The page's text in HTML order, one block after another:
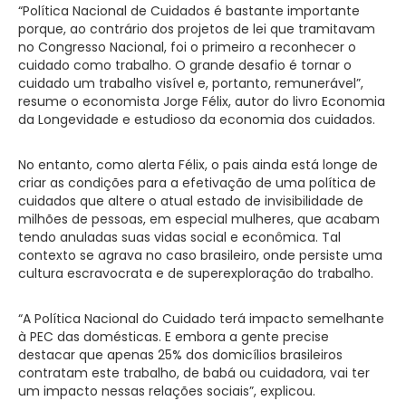
“Política Nacional de Cuidados é bastante importante
porque, ao contrário dos projetos de lei que tramitavam
no Congresso Nacional, foi o primeiro a reconhecer o
cuidado como trabalho. O grande desafio é tornar o
cuidado um trabalho visível e, portanto, remunerável”,
resume o economista Jorge Félix, autor do livro Economia
da Longevidade e estudioso da economia dos cuidados.
No entanto, como alerta Félix, o pais ainda está longe de
criar as condições para a efetivação de uma política de
cuidados que altere o atual estado de invisibilidade de
milhões de pessoas, em especial mulheres, que acabam
tendo anuladas suas vidas social e econômica. Tal
contexto se agrava no caso brasileiro, onde persiste uma
cultura escravocrata e de superexploração do trabalho.
“A Política Nacional do Cuidado terá impacto semelhante
à PEC das domésticas. E embora a gente precise
destacar que apenas 25% dos domicílios brasileiros
contratam este trabalho, de babá ou cuidadora, vai ter
um impacto nessas relações sociais”, explicou.